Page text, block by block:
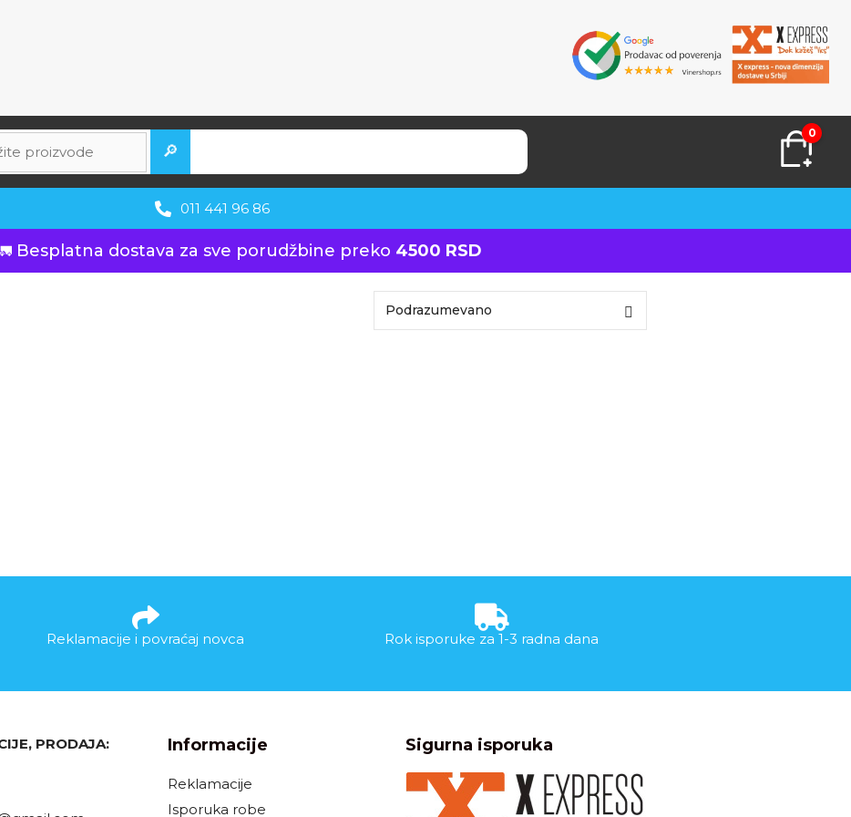
🔎
0
011 441 96 86
Besplatna dostava za sve porudžbine preko 4500 RSD
Reklamacije i povraćaj novca Rok isporuke za 1-3 radna dana
PRODAJA:
Informacije
Reklamacije
Isporuka robe
Sigurna isporuka